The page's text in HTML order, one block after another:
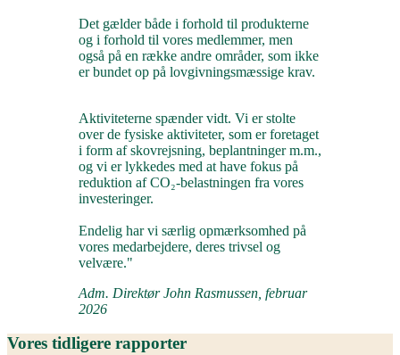
Det gælder både i forhold til produkterne
og i forhold til vores medlemmer, men
også på en række andre områder, som ikke
er bundet op på lovgivningsmæssige krav.
Aktiviteterne spænder vidt. Vi er stolte
over de fysiske aktiviteter, som er foretaget
i form af skovrejsning, beplantninger m.m.,
og vi er lykkedes med at have fokus på
reduktion af CO₂-belastningen fra vores
investeringer.
Endelig har vi særlig opmærksomhed på
vores medarbejdere, deres trivsel og
velvære."
Adm. Direktør John Rasmussen, februar
2026
Vores tidligere rapporter